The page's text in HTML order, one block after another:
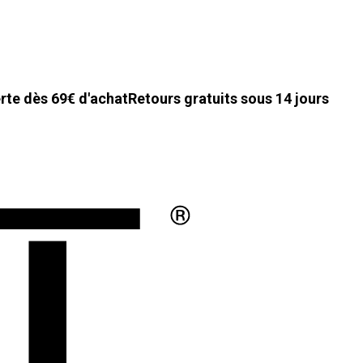
dès 69€ d'achatRetours gratuits sous 14 jours